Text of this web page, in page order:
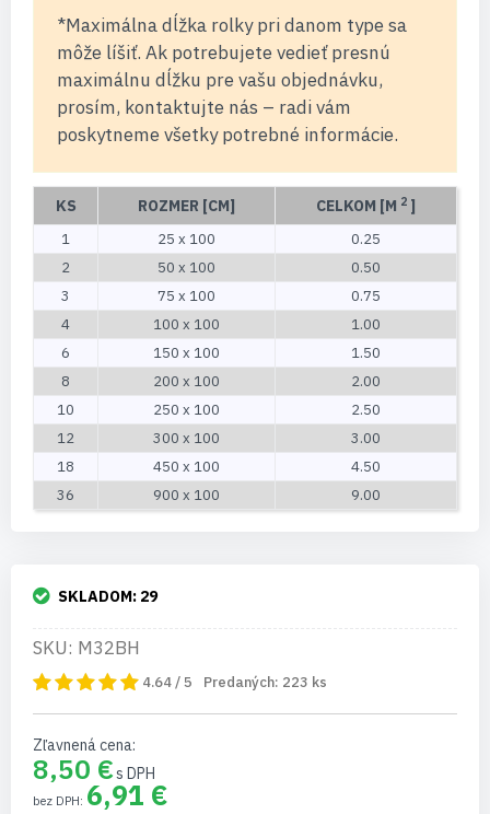
*Maximálna dĺžka rolky pri danom type sa
môže líšiť. Ak potrebujete vedieť presnú
maximálnu dĺžku pre vašu objednávku,
prosím, kontaktujte nás – radi vám
poskytneme všetky potrebné informácie.
KS ROZMER [CM] CELKOM [M 2 ]
1 25 x 100
0.25
2
50 x 100
0.50
3
75 x 100
0.75
4
100 x 100
1.00
6
150 x 100
1.50
8
200 x 100
2.00
10
250 x 100
2.50
12
300 x 100
3.00
18
450 x 100
4.50
36
900 x 100 9.00
SKLADOM: 29
SKU: M32BH
4.64 / 5 Predaných: 223 ks
Zľavnená cena
8,50 €
6,91 €